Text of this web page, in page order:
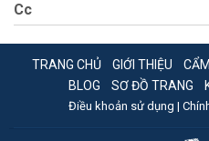
Cc
TRANG CHỦ GIỚI THIỆU
BLOG
SƠ ĐỒ TRANG
Điều khoản sử dụng |